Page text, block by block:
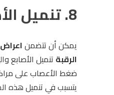
8. تنميل الأصابع
يمكن أن تتضمن
الرقبة تنميل الأصابع
ضغط الأعصاب على
يتسبب في تنميل هذه